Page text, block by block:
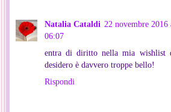
Natalia Cataldi 22 novembre 2016
06:07
entra di diritto nella mia wishlist
desidero è davvero troppe bello!
Rispondi